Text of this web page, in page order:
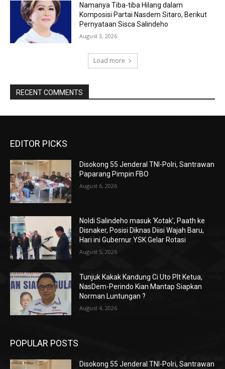
Namanya Tiba-tiba Hilang dalam
Komposisi Partai Nasdem Sitaro, Berikut
Pernyataan Sisca Salindeho
August 3, 2026
Load more
RECENT COMMENTS
EDITOR PICKS
Disokong 55 Jenderal TNI-Polri, Santrawan
Paparang Pimpin FBO
August 6, 2026
Noldi Salindeho masuk ‘Kotak’, Paath ke
Disnaker, Posisi Diknas Diisi Wajah Baru,
Hari ini Gubernur YSK Gelar Rotasi
August 5, 2026
Tunjuk Kakak Kandung Ci Uto Plt Ketua,
NasDem-Perindo Kian Mantap Siapkan
Norman Luntungan ?
August 4, 2026
POPULAR POSTS
Disokong 55 Jenderal TNI-Polri, Santrawan